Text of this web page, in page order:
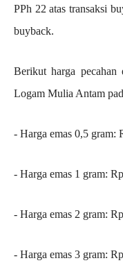
PPh 22 atas transaksi
buyback.
Berikut harga pecahan
Logam Mulia Antam
‎- Harga emas 0,5 gram:
‎- ⁠Harga emas 1 gram:
‎- ⁠Harga emas 2 gram:
‎- ⁠Harga emas 3 gram: